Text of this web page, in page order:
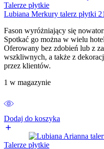
Talerze płytkie
Lubiana Merkury talerz płytki
Fason wyróżniający się
Spotkać go można w wielu
Oferowany bez zdobień lub z
wszkliwnych, a także z
przez klientów.
1 w magazynie
Dodaj do koszyka
Talerze płytkie